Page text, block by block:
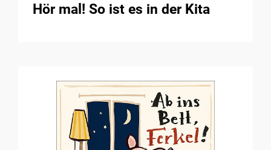
Hör mal! So ist es in der Kita